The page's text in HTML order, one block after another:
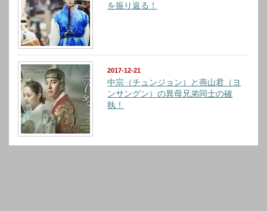
を振り返る！
2017-12-21
中宗（チュンジョン）と燕山君（ヨ
ンサングン）の異母兄弟同士の確
執！